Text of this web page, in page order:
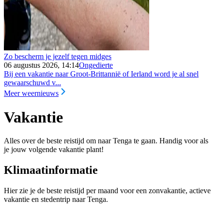
Zo bescherm je jezelf tegen midges
06 augustus 2026, 14:14Ongedierte
Bij een vakantie naar Groot-Brittannië of Ierland word je al snel
gewaarschuwd v...
Meer weernieuws
Vakantie
Alles over de beste reistijd om naar Tenga te gaan. Handig voor als
je jouw volgende vakantie plant!
Klimaatinformatie
Hier zie je de beste reistijd per maand voor een zonvakantie, actieve
vakantie en stedentrip naar Tenga.